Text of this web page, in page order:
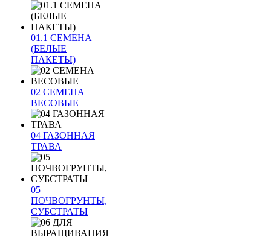
01.1 СЕМЕНА
(БЕЛЫЕ
ПАКЕТЫ)
02 СЕМЕНА
ВЕСОВЫЕ
04 ГАЗОННАЯ
ТРАВА
05
ПОЧВОГРУНТЫ,
СУБСТРАТЫ